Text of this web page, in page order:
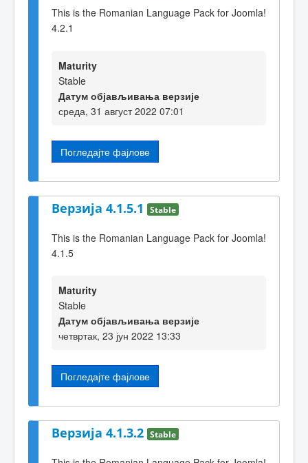
This is the Romanian Language Pack for Joomla!
4.2.1
Maturity
Stable
Датум објављивања верзије
среда, 31 август 2022 07:01
Погледајте фајлове
Верзија 4.1.5.1 Stable
This is the Romanian Language Pack for Joomla!
4.1.5
Maturity
Stable
Датум објављивања верзије
четвртак, 23 јун 2022 13:33
Погледајте фајлове
Верзија 4.1.3.2 Stable